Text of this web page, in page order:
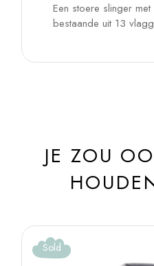
Een stoere slinger
bestaande uit 13
JE ZOU
Sold